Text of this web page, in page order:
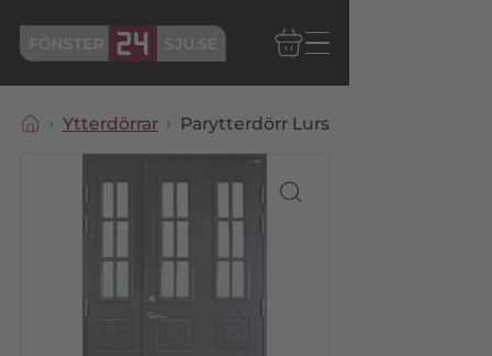
Ytterdörrar Parytterdörr Lurs Dörr Höllviken